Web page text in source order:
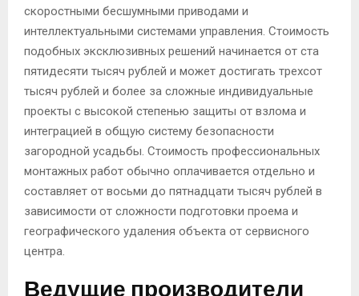
скоростными бесшумными приводами и
интеллектуальными системами управления. Стоимость
подобных эксклюзивных решений начинается от ста
пятидесяти тысяч рублей и может достигать трехсот
тысяч рублей и более за сложные индивидуальные
проекты с высокой степенью защиты от взлома и
интеграцией в общую систему безопасности
загородной усадьбы. Стоимость профессиональных
монтажных работ обычно оплачивается отдельно и
составляет от восьми до пятнадцати тысяч рублей в
зависимости от сложности подготовки проема и
географического удаления объекта от сервисного
центра.
Ведущие производители